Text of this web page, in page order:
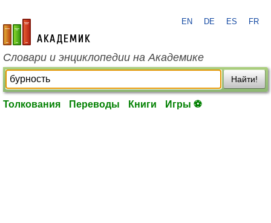
academic.ru
EN DE ES FR
Словари и энциклопедии на Академике
Найти!
Толкования Переводы Книги Игры ⚽